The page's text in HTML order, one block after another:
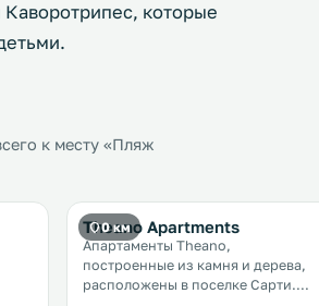
которые
к месту «Пляж
0 км
Theano Apartments
Апартаменты Theano,
построенные из камня и дерева,
расположены в поселке Сарти.